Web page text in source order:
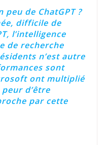
de ChatGPT ?
difficile de
l’intelligence
de recherche
n’est autre
sont
ont multiplié
d’être
par cette